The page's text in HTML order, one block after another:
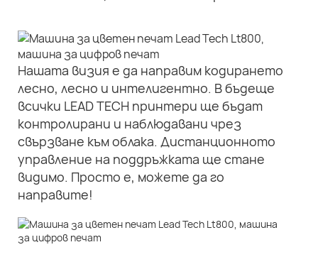
Нашата визия е да направим кодирането
лесно, лесно и интелигентно. В бъдеще
всички LEAD TECH принтери ще бъдат
контролирани и наблюдавани чрез
свързване към облака. Дистанционното
управление на поддръжката ще стане
видимо. Просто е, можете да го
направите!